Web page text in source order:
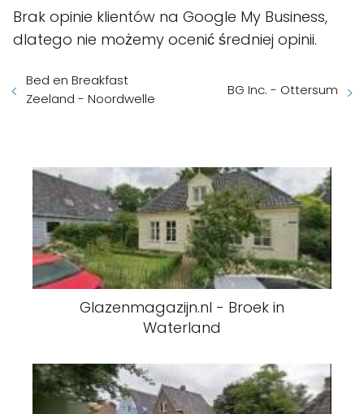
Brak opinie klientów na Google My Business,
dlatego nie możemy ocenić średniej opinii.
Bed en Breakfast
Zeeland - Noordwelle
BG Inc. - Ottersum
Glazenmagazijn.nl - Broek in
Waterland